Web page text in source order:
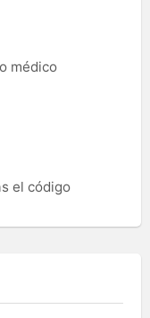
médico
el código